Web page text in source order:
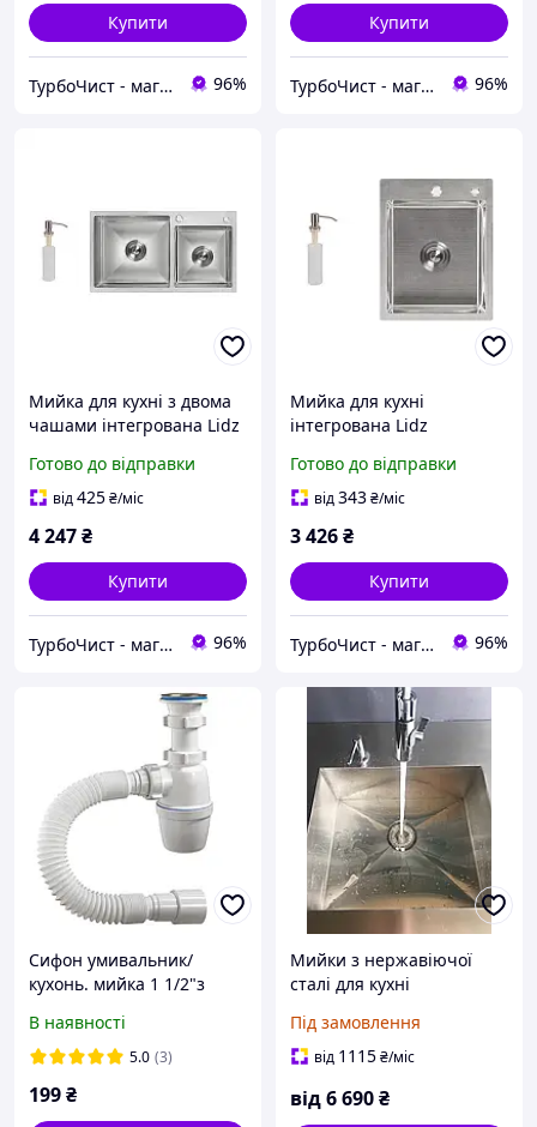
Купити
ТурбоЧист - магазин сантехніки 96%
Купити
ТурбоЧист - магазин сантехніки 96%
Мийка для кухні з двома
чашами інтегрована Lidz
(LDH7843BRU35387)
Brushed Steel 3,0/1,0 мм
Готово до відправки
від425₴/міс
4 247₴
Купити
ТурбоЧист - магазин сантехніки 96%
Мийка для кухні
інтегрована Lidz
(LDH4050BRU39258)
Brushed Steel 3,0/1,0 мм
Готово до відправки
від343₴/міс
3 426₴
Купити
ТурбоЧист - магазин сантехніки 96%
Сифон умивальник/
кухонь. мийка 1 1/2"з
40х40/50, VTM А-4001
В наявності
5.0 (3)
199₴
Мийки з нержавіючої
сталі для кухні
Під замовлення
від 1115₴/міс
від6 690₴